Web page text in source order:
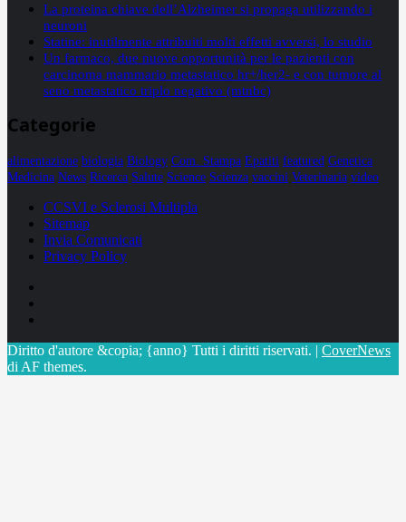
La proteina chiave dell’Alzheimer si propaga utilizzando i
neuroni
Statine: inutilmente attribuiti molti effetti avversi, lo studio
Un farmaco, due nuove opportunità per le pazienti con
carcinoma mammario metastatico hr+/her2- e con tumore al
seno metastatico triplo negativo (mtnbc)
Categorie
alimentazione biologia Biology Com. Stampa Epatiti featured Genetica
Medicina News Ricerca Salute Science Scienza vaccini Veterinaria video
CCSVI e Sclerosi Multipla
Sitemap
Invia Comunicati
Privacy Policy
Diritto d'autore &copia; {anno} Tutti i diritti riservati. | CoverNews
di AF themes.